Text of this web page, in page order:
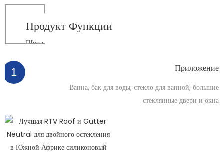
Продукт Функции
Шуод
1 Приложение
Ванна, бак для воды, стекло для ванной, большие
стеклянные двери и окна